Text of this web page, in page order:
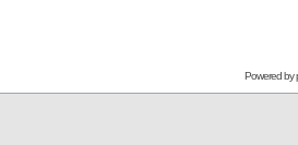
Powered by